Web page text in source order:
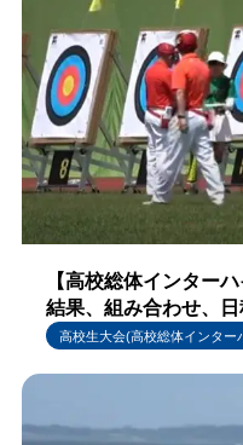
【高校総体インター
結果、組み合わせ、
高校生大会(高校総体インター